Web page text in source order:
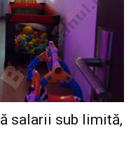
salarii sub limită,